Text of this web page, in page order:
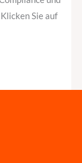
Sie auf